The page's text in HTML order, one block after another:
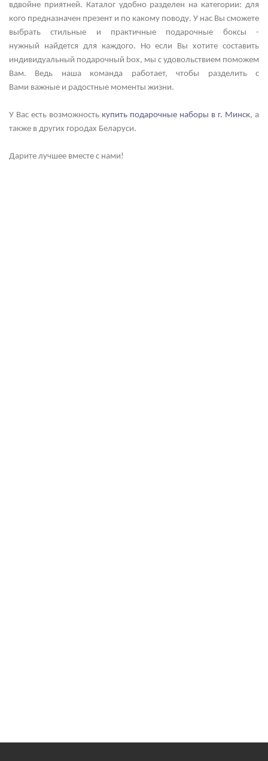
вдвойне приятней. Каталог удобно разделен на категории: для
кого предназначен презент и по какому поводу. У нас Вы сможете
выбратьстильные и практичные подарочные боксы -
нужный найдется для каждого. Но если Вы хотите составить
индивидуальный подарочный box, мы с удовольствием поможем
Вам. Ведь наша команда работает, чтобы разделить с
Вами важные и радостные моменты жизни.
У Вас есть возможность купить подарочные наборы в г. Минск, а
также в других городах Беларуси.
Дарите лучшее вместе с нами!